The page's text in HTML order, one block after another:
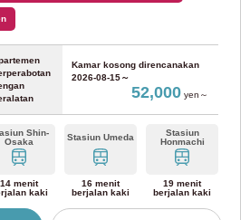
Kamar kosong direncanakan
2026-08-15～
52,000yen～
Shin-
Osaka
14 menit
kaki
Stasiun Umeda
16 menit
berjalan kaki
Stasiun
Honmachi
19 menit
berjalan kaki
(2)
(37)